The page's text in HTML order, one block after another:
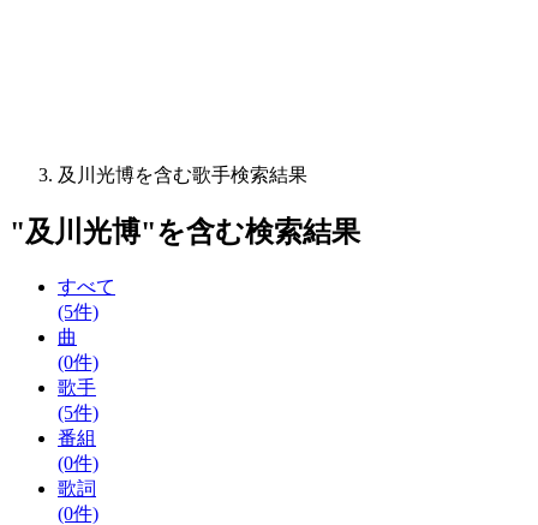
及川光博を含む歌手検索結果
"及川光博"を含む検索結果
すべて
(5件)
曲
(0件)
歌手
(5件)
番組
(0件)
歌詞
(0件)